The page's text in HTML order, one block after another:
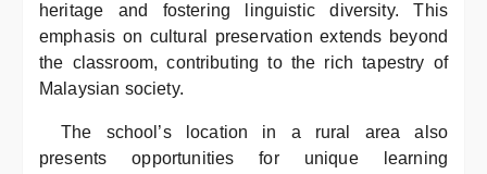
heritage and fostering linguistic diversity. This
emphasis on cultural preservation extends beyond
the classroom, contributing to the rich tapestry of
Malaysian society.
The school’s location in a rural area also
presents opportunities for unique learning